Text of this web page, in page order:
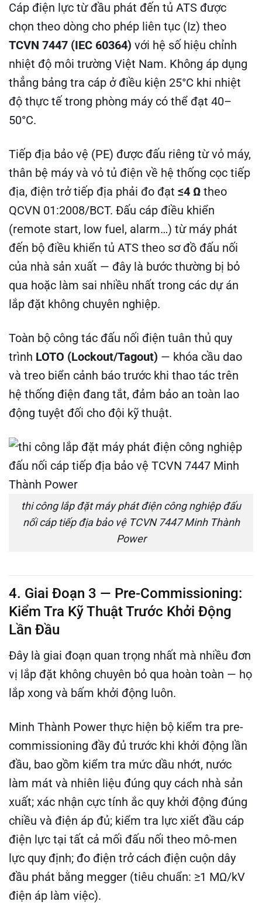
Cáp điện lực từ đầu phát đến tủ ATS được
chọn theo dòng cho phép liên tục (Iz) theo
TCVN 7447 (IEC 60364) với hệ số hiệu chỉnh
nhiệt độ môi trường Việt Nam. Không áp dụng
thẳng bảng tra cáp ở điều kiện 25°C khi nhiệt
độ thực tế trong phòng máy có thể đạt 40–
50°C.
Tiếp địa bảo vệ (PE) được đấu riêng từ vỏ máy,
thân bệ máy và vỏ tủ điện về hệ thống cọc tiếp
địa, điện trở tiếp địa phải đo đạt ≤4 Ω theo
QCVN 01:2008/BCT. Đấu cáp điều khiển
(remote start, low fuel, alarm…) từ máy phát
đến bộ điều khiển tủ ATS theo sơ đồ đấu nối
của nhà sản xuất — đây là bước thường bị bỏ
qua hoặc làm sai nhiều nhất trong các dự án
lắp đặt không chuyên nghiệp.
Toàn bộ công tác đấu nối điện tuân thủ quy
trình LOTO (Lockout/Tagout) — khóa cầu dao
và treo biển cảnh báo trước khi thao tác trên
hệ thống điện đang tắt, đảm bảo an toàn lao
động tuyệt đối cho đội kỹ thuật.
thi công lắp đặt máy phát điện công nghiệp đấu
nối cáp tiếp địa bảo vệ TCVN 7447 Minh Thành
Power
4. Giai Đoạn 3 — Pre-Commissioning:
Kiểm Tra Kỹ Thuật Trước Khởi Động
Lần Đầu
Đây là giai đoạn quan trọng nhất mà nhiều đơn
vị lắp đặt không chuyên bỏ qua hoàn toàn — họ
lắp xong và bấm khởi động luôn.
Minh Thành Power thực hiện bộ kiểm tra pre-
commissioning đầy đủ trước khi khởi động lần
đầu, bao gồm kiểm tra mức dầu nhớt, nước
làm mát và nhiên liệu đúng quy cách nhà sản
xuất; xác nhận cực tính ắc quy khởi động đúng
chiều và điện áp đủ; kiểm tra lực xiết đầu cáp
điện lực tại tất cả mối đấu nối theo mô-men
lực quy định; đo điện trở cách điện cuộn dây
đầu phát bằng megger (tiêu chuẩn: ≥1 MΩ/kV
điện áp làm việc).